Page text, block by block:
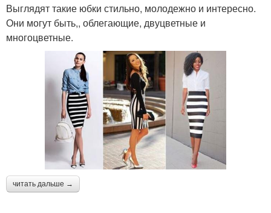
Выглядят такие юбки стильно, молодежно и интересно.
Они могут быть,, облегающие, двуцветные и
многоцветные.
читать дальше →